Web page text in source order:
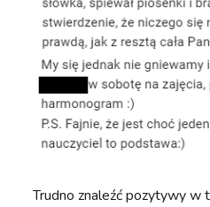
Trudno znaleźć pozytywy w